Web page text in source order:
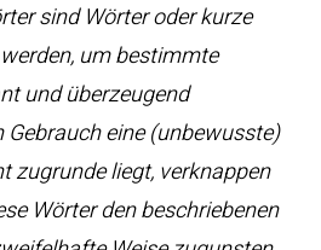
sind Wörter oder kurze
um bestimmte
und überzeugend
eine (unbewusste)
zugrunde liegt, verknappen
Wörter den beschriebenen